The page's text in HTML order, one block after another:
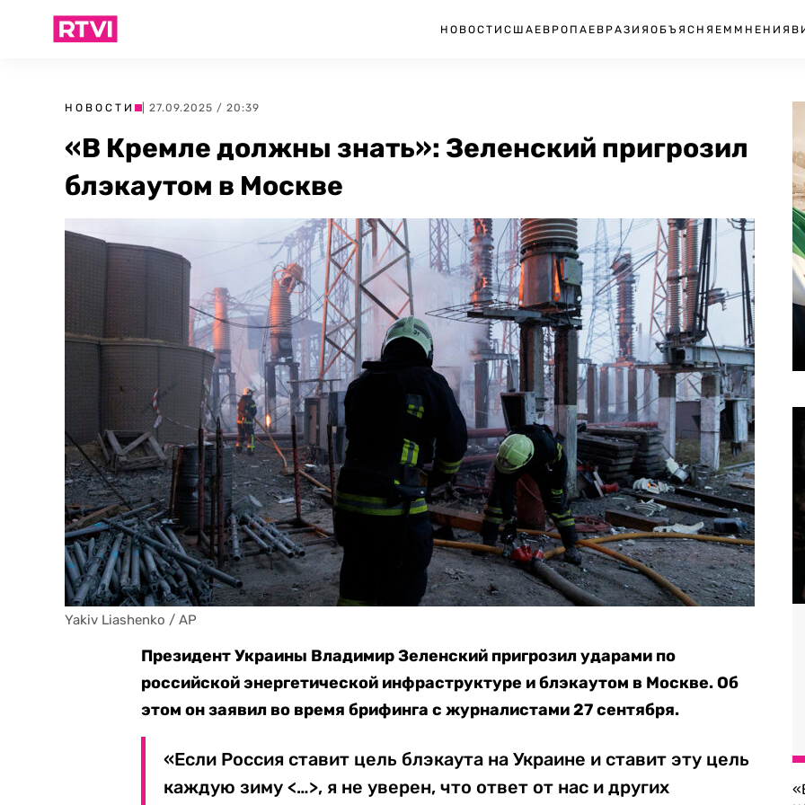
НОВОСТИ США ЕВРОПА ЕВРАЗИЯ ОБЪЯСНЯЕМ МНЕНИЯ
НОВОСТИ | 27.09.2025 / 20:39
«В Кремле должны знать»: Зеленский пригрозил
блэкаутом в Москве
Yakiv Liashenko / AP
Президент Украины Владимир Зеленский пригрозил ударами по
российской энергетической инфраструктуре и блэкаутом в Москве. Об
этом он заявил во время брифинга с журналистами 27 сентября.
«Если Россия ставит цель блэкаута на Украине и ставит эту цель
каждую зиму <…>, я не уверен, что ответ от нас и других